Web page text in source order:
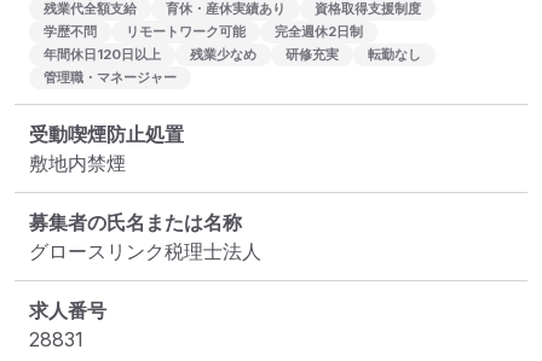
残業代全額支給 育休・産休実績あり
資格取得支援制度
学歴不問
リモートワーク可能
完全週休2日制
年間休日120日以上
残業少なめ 研修充実
転勤なし
管理職・マネージャー
受動喫煙防止処置
敷地内禁煙
募集者の氏名または名称
グロースリンク税理士法人
求人番号
28831